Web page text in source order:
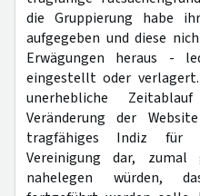
die Gruppierung habe
aufgegeben und diese
Erwägungen heraus -
eingestellt oder
unerhebliche
Veränderung der
tragfähiges Indiz für
Vereinigung dar, zumal
nahelegen würden,